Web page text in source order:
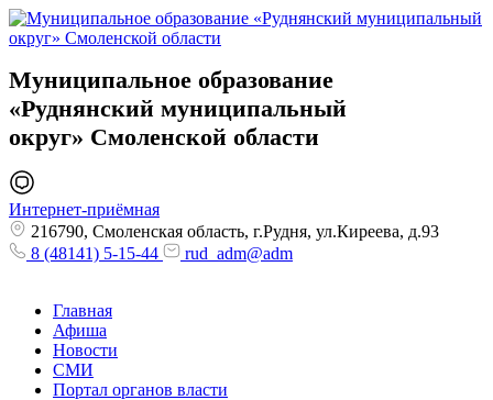
Муниципальное образование
«Руднянский муниципальный
округ» Смоленской области
Интернет-приёмная
216790, Смоленская область, г.Рудня, ул.Киреева, д.93
8 (48141) 5-15-44
rud_adm@adm
Главная
Афиша
Новости
СМИ
Портал органов власти